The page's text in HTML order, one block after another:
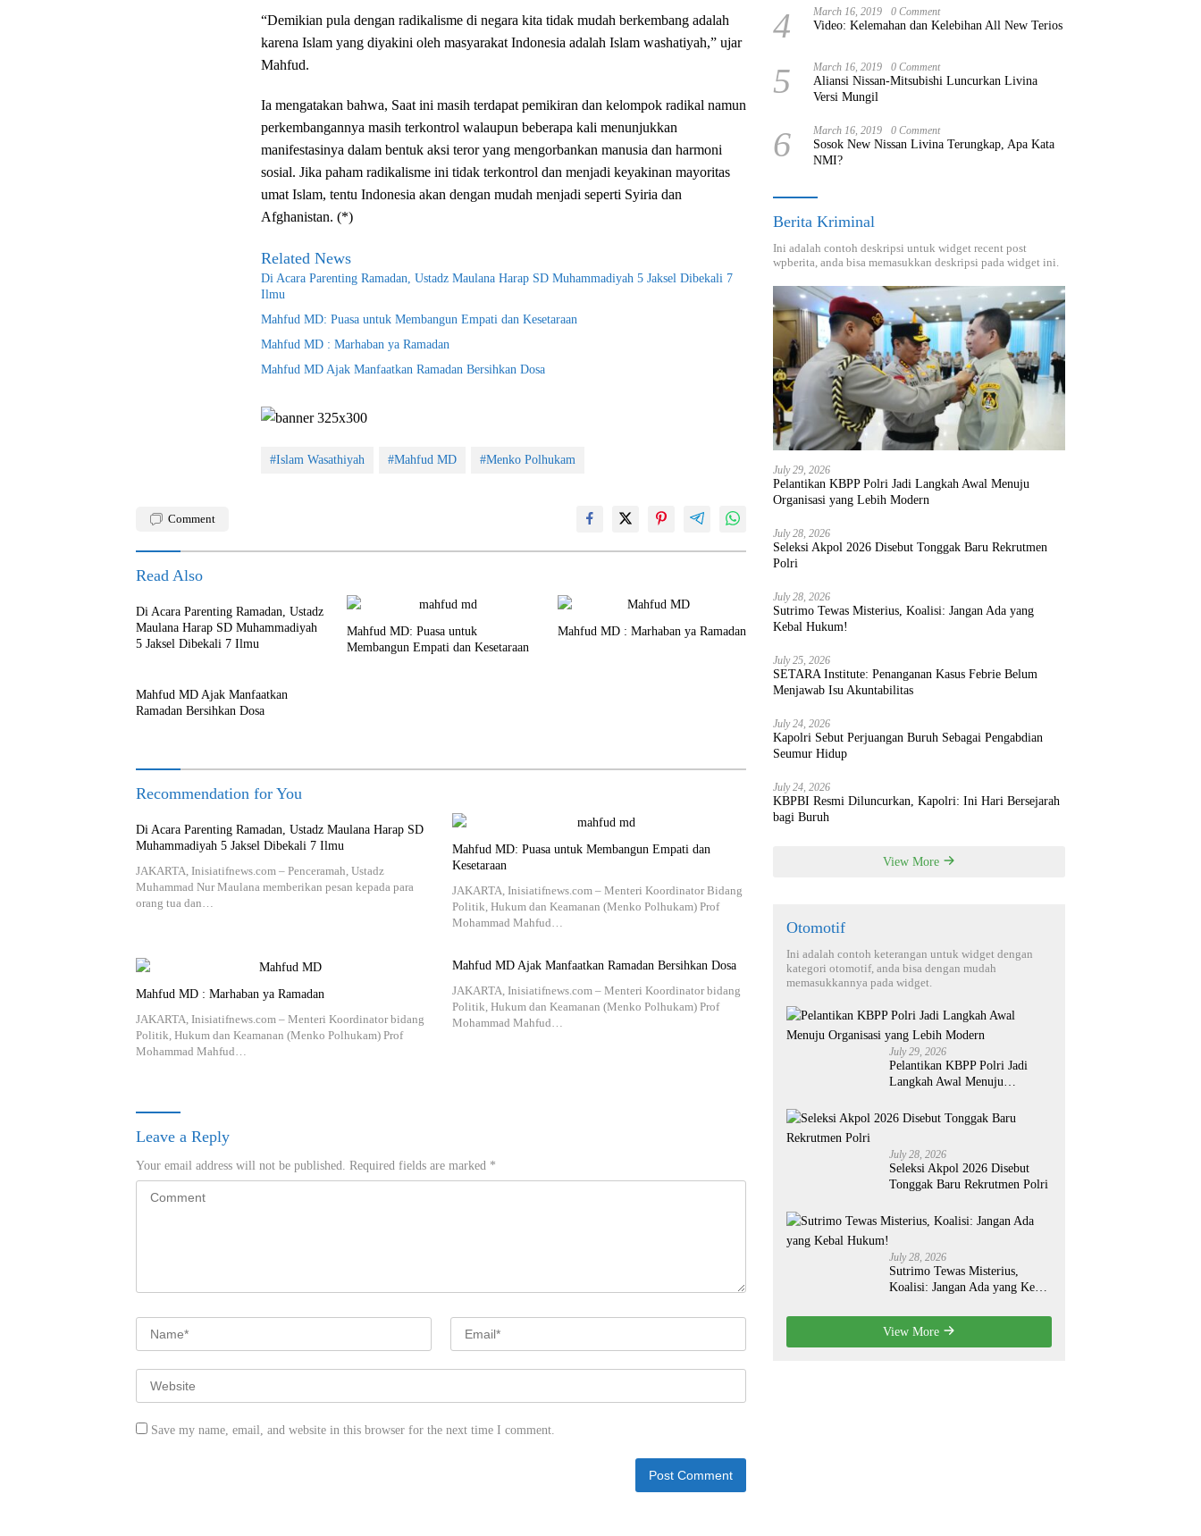
“Demikian pula dengan radikalisme di negara kita tidak mudah berkembang adalah
karena Islam yang diyakini oleh masyarakat Indonesia adalah Islam washatiyah,” ujar
Mahfud.
Ia mengatakan bahwa, Saat ini masih terdapat pemikiran dan kelompok radikal namun
perkembangannya masih terkontrol walaupun beberapa kali menunjukkan
manifestasinya dalam bentuk aksi teror yang mengorbankan manusia dan harmoni
sosial. Jika paham radikalisme ini tidak terkontrol dan menjadi keyakinan mayoritas
umat Islam, tentu Indonesia akan dengan mudah menjadi seperti Syiria dan
Afghanistan. (*)
Related News
Di Acara Parenting Ramadan, Ustadz Maulana Harap SD Muhammadiyah 5 Jaksel Dibekali 7
Ilmu
Mahfud MD: Puasa untuk Membangun Empati dan Kesetaraan
Mahfud MD : Marhaban ya Ramadan
Mahfud MD Ajak Manfaatkan Ramadan Bersihkan Dosa
#Islam Wasathiyah #Mahfud MD #Menko Polhukam
Comment
Read Also
Di Acara Parenting Ramadan, Ustadz
Maulana Harap SD Muhammadiyah
5 Jaksel Dibekali 7 Ilmu
Mahfud MD: Puasa untuk
Membangun Empati dan Kesetaraan
Mahfud MD : Marhaban ya Ramadan
Mahfud MD Ajak Manfaatkan
Ramadan Bersihkan Dosa
Recommendation for You
Di Acara Parenting Ramadan, Ustadz Maulana Harap SD
Muhammadiyah 5 Jaksel Dibekali 7 Ilmu
JAKARTA, Inisiatifnews.com – Penceramah, Ustadz
Muhammad Nur Maulana memberikan pesan kepada para
orang tua dan…
Mahfud MD: Puasa untuk Membangun Empati dan
Kesetaraan
JAKARTA, Inisiatifnews.com – Menteri Koordinator Bidang
Politik, Hukum dan Keamanan (Menko Polhukam) Prof
Mohammad Mahfud…
Mahfud MD : Marhaban ya Ramadan
JAKARTA, Inisiatifnews.com – Menteri Koordinator bidang
Politik, Hukum dan Keamanan (Menko Polhukam) Prof
Mohammad Mahfud…
Mahfud MD Ajak Manfaatkan Ramadan Bersihkan Dosa
JAKARTA, Inisiatifnews.com – Menteri Koordinator bidang
Politik, Hukum dan Keamanan (Menko Polhukam) Prof
Mohammad Mahfud…
Leave a Reply
Your email address will not be published. Required fields are marked *
Save my name, email, and website in this browser for the next time I comment.
4 March 16, 2019 0 Comment
Video: Kelemahan dan Kelebihan All New Terios
5 March 16, 2019 0 Comment
Aliansi Nissan-Mitsubishi Luncurkan Livina
Versi Mungil
6 March 16, 2019 0 Comment
Sosok New Nissan Livina Terungkap, Apa Kata
NMI?
Berita Kriminal
Ini adalah contoh deskripsi untuk widget recent post
wpberita, anda bisa memasukkan deskripsi pada widget ini.
July 29, 2026
Pelantikan KBPP Polri Jadi Langkah Awal Menuju
Organisasi yang Lebih Modern
July 28, 2026
Seleksi Akpol 2026 Disebut Tonggak Baru Rekrutmen
Polri
July 28, 2026
Sutrimo Tewas Misterius, Koalisi: Jangan Ada yang
Kebal Hukum!
July 25, 2026
SETARA Institute: Penanganan Kasus Febrie Belum
Menjawab Isu Akuntabilitas
July 24, 2026
Kapolri Sebut Perjuangan Buruh Sebagai Pengabdian
Seumur Hidup
July 24, 2026
KBPBI Resmi Diluncurkan, Kapolri: Ini Hari Bersejarah
bagi Buruh
View More
Otomotif
Ini adalah contoh keterangan untuk widget dengan
kategori otomotif, anda bisa dengan mudah
memasukkannya pada widget.
July 29, 2026
Pelantikan KBPP Polri Jadi
Langkah Awal Menuju
July 28, 2026
Seleksi Akpol 2026 Disebut
Tonggak Baru Rekrutmen Polri
July 28, 2026
Sutrimo Tewas Misterius,
Koalisi: Jangan Ada yang Kebal
View More